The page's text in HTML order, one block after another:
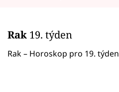
Seriály
Rak 19. týden
Rak – Horoskop pro 19. týden